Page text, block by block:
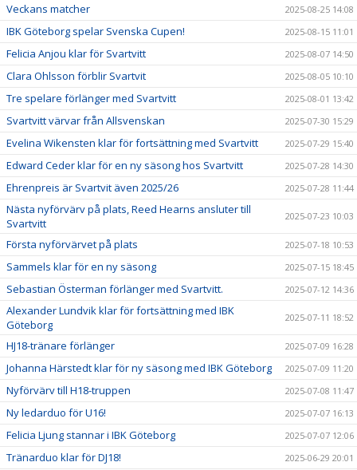
Veckans matcher 2025-08-25 14:08
IBK Göteborg spelar Svenska Cupen! 2025-08-15 11:01
Felicia Anjou klar för Svartvitt 2025-08-07 14:50
Clara Ohlsson förblir Svartvit 2025-08-05 10:10
Tre spelare förlänger med Svartvitt 2025-08-01 13:42
Svartvitt värvar från Allsvenskan 2025-07-30 15:29
Evelina Wikensten klar för fortsättning med Svartvitt 2025-07-29 15:40
Edward Ceder klar för en ny säsong hos Svartvitt 2025-07-28 14:30
Ehrenpreis är Svartvit även 2025/26 2025-07-28 11:44
Nästa nyförvärv på plats, Reed Hearns ansluter till
Svartvitt
2025-07-23 10:03
Första nyförvärvet på plats 2025-07-18 10:53
Sammels klar för en ny säsong 2025-07-15 18:45
Sebastian Österman förlänger med Svartvitt. 2025-07-12 14:36
Alexander Lundvik klar för fortsättning med IBK
Göteborg
2025-07-11 18:52
HJ18-tränare förlänger 2025-07-09 16:28
Johanna Härstedt klar för ny säsong med IBK Göteborg 2025-07-09 11:20
Nyförvärv till H18-truppen 2025-07-08 11:47
Ny ledarduo för U16! 2025-07-07 16:13
Felicia Ljung stannar i IBK Göteborg 2025-07-07 12:06
Tränarduo klar för DJ18! 2025-06-29 20:01